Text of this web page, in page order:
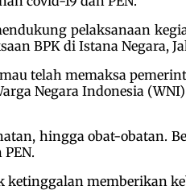
pelaksanaan
BPK di Istana Negara,
telah memaksa
Negara Indonesia
hingga obat-obatan.
memberikan